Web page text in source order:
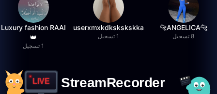
🐆ANGELICA🐆
8 تسجيل
userxmxkdkskskskka
1 تسجيل
Luxury fashion RAAI
👑
1 تسجيل